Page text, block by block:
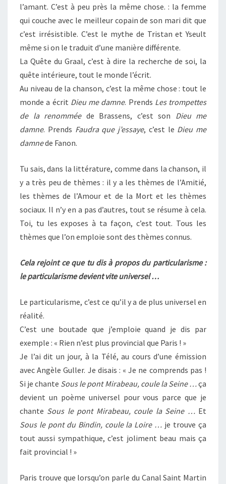
l’amant. C’est à peu près la même chose. : la femme
qui couche avec le meilleur copain de son mari dit que
c’est irrésistible. C’est le mythe de Tristan et Yseult
même si on le traduit d’une manière différente.
La Quête du Graal, c’est à dire la recherche de soi, la
quête intérieure, tout le monde l’écrit.
Au niveau de la chanson, c’est la même chose : tout le
monde a écrit Dieu me damne. Prends Les trompettes
de la renomméede Brassens, c’est son Dieu me
damne. Prends Faudra que j’essaye, c’est le Dieu me
damnede Fanon.
Tu sais, dans la littérature, comme dans la chanson, il
y a très peu de thèmes : il y a les thèmes de l’Amitié,
les thèmes de l’Amour et de la Mort et les thèmes
sociaux. Il n’y en a pas d’autres, tout se résume à cela.
Toi, tu les exposes à ta façon, c’est tout. Tous les
thèmes que l’on emploie sont des thèmes connus.
Cela rejoint ce que tu dis à propos du particularisme :
le particularisme devient vite universel …
Le particularisme, c’est ce qu’il y a de plus universel en
réalité.
C’est une boutade que j’emploie quand je dis par
exemple : « Rien n’est plus provincial que Paris ! »
Je l’ai dit un jour, à la Télé, au cours d’une émission
avec Angèle Guller. Je disais : « Je ne comprends pas !
Si je chante Sous le pont Mirabeau, coule la Seine …ça
devient un poème universel pour vous parce que je
chante Sous le pont Mirabeau, coule la Seine …Et
Sous le pont du Bindin, coule la Loire … je trouve ça
tout aussi sympathique, c’est joliment beau mais ça
fait provincial ! »
Paris trouve que lorsqu’on parle du Canal Saint Martin